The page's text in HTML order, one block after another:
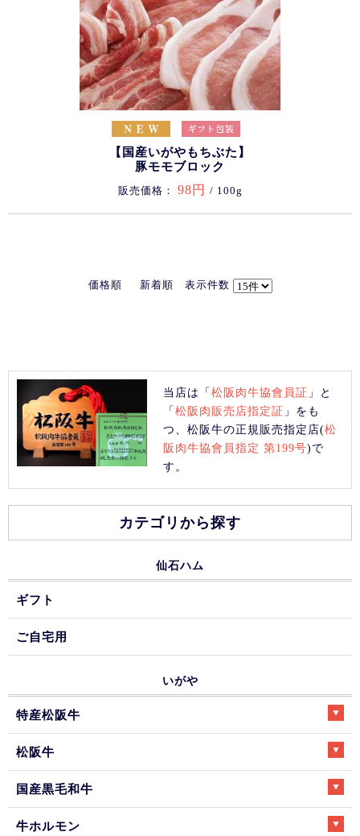
【国産いがやもちぶた】
豚モモブロック
販売価格： 98円 / 100g
価格順 新着順 表示件数
当店は「松阪肉牛協會員証 」と
「松阪肉販売店指定証 」をも
つ、松阪牛の正規販売指定店(松
阪肉牛協會員指定 第199号)で
す。
カテゴリから探す
仙石ハム
ギフト
ご自宅用
いがや
特産松阪牛
松阪牛
国産黒毛和牛
牛ホルモン